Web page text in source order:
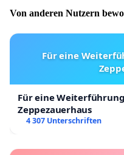
Von anderen Nutzern
Für eine
Für eine
Zeppezauerhaus
4 307 Unterschriften